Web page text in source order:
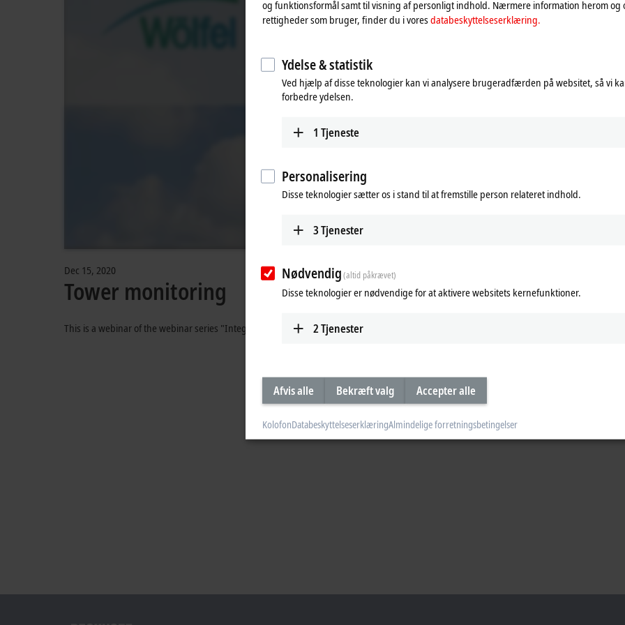
opmærksom på voresdatabeskyttelseserklæring.
Dec 15, 2020
Tower monitoring
This is a webinar of the webinar series "Integrated monitoring for wind turbines". Learn about tower monitoring from Bern Wölfel, Wölfel
og funktionsformål samt til visning af personligt indhold. Nærmere information herom og
rettigheder som bruger, finder du i voresdatabeskyttelseserklæring.
Ydelse & statistik
Ved hjælp af disse teknologier kan vi analysere brugeradfærden på websitet, så vi
forbedre ydelsen.
1 Tjeneste
Personalisering
Disse teknologier sætter os i stand til at fremstille person relateret indhold.
3Tjenester
Nødvendig(altid påkrævet)
Disse teknologier er nødvendige for at aktivere websitets kernefunktioner.
2Tjenester
Afvis alle Bekræft valg Accepter alle
KolofonDatabeskyttelseserklæringAlmindelige forretningsbetingelser